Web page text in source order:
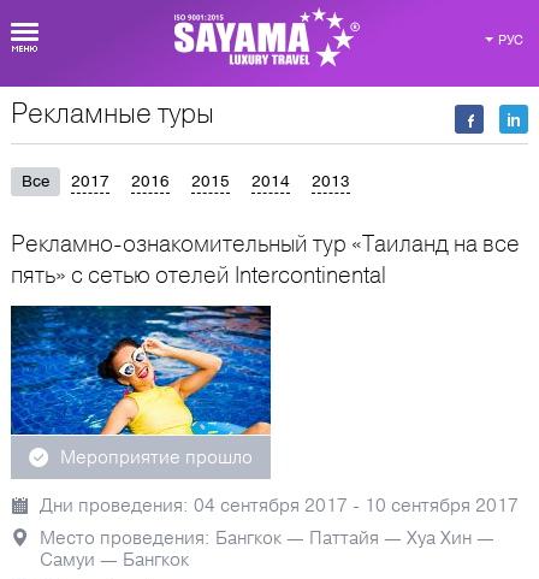
РУС
Мероприятия SAYAMA Luxury
Рекламные туры
Все 2017 2016 2015 2014 2013
Рекламно-ознакомительный тур «Таиланд на все
пять» с сетью отелей Intercontinental
Мероприятие прошло
Дни проведения: 04 сентября 2017 - 10 сентября 2017
Место проведения: Бангкок — Паттайя — Хуа Хин —
Самуи — Бангкок